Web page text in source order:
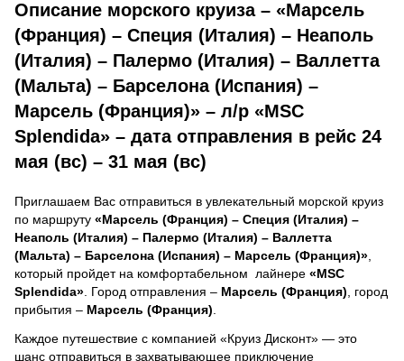
Описание морского круиза – «Марсель
(Франция) – Специя (Италия) – Неаполь
(Италия) – Палермо (Италия) – Валлетта
(Мальта) – Барселона (Испания) –
Марсель (Франция)» – л/р «MSC
Splendida» – дата отправления в рейс 24
мая (вс) – 31 мая (вс)
Приглашаем Вас отправиться в увлекательный морской круиз
по маршруту «Марсель (Франция) – Специя (Италия) –
Неаполь (Италия) – Палермо (Италия) – Валлетта
(Мальта) – Барселона (Испания) – Марсель (Франция)»
который пройдет на комфортабельном лайнере «MSC
Splendida» . Город отправления – Марсель (Франция) , город
прибытия – Марсель (Франция)
Каждое путешествие с компанией «Круиз Дисконт» — это
шанс отправиться в захватывающее приключение